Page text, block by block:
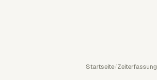
Startseite/Zeiterfassung